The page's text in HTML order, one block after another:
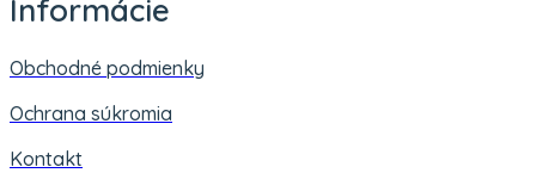
Informácie
Obchodné podmienky
Ochrana súkromia
Kontakt